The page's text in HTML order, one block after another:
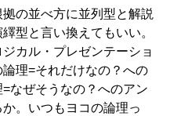
の並べ方に並列型と解説
型と言い換えてもいい。
カル・プレゼンテーショ
理=それだけなの？への
なぜそうなの？へのアン
。いつもヨコの論理っ